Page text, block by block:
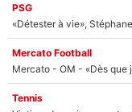
PSG
«Détester à vie»,
Mercato Football
Tennis